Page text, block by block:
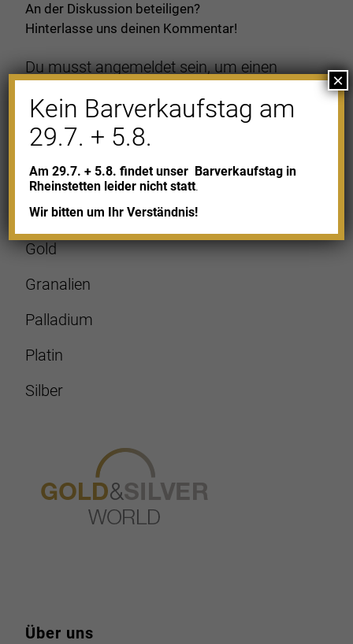
An der Diskussion beteiligen?
Hinterlasse uns deinen Kommentar!
Du musstangemeldetsein, um einen
Shop
Gold
Granalien
Palladium
Platin
Silber
Über uns
Kein Barverkaufstag am
29.7. + 5.8.
Am 29.7. + 5.8. findet unser Barverkaufstag in
Rheinstetten leider nicht statt.
Wir bitten um Ihr Verständnis!
×